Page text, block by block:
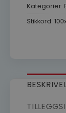
Kategorier:
Stikkord: